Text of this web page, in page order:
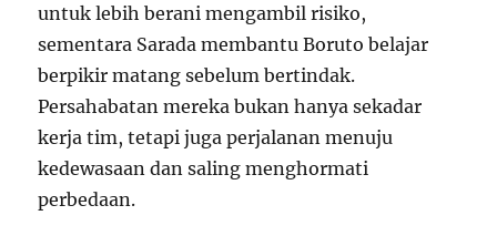
untuk lebih berani mengambil risiko,
sementara Sarada membantu Boruto belajar
berpikir matang sebelum bertindak.
Persahabatan mereka bukan hanya sekadar
kerja tim, tetapi juga perjalanan menuju
kedewasaan dan saling menghormati
perbedaan.